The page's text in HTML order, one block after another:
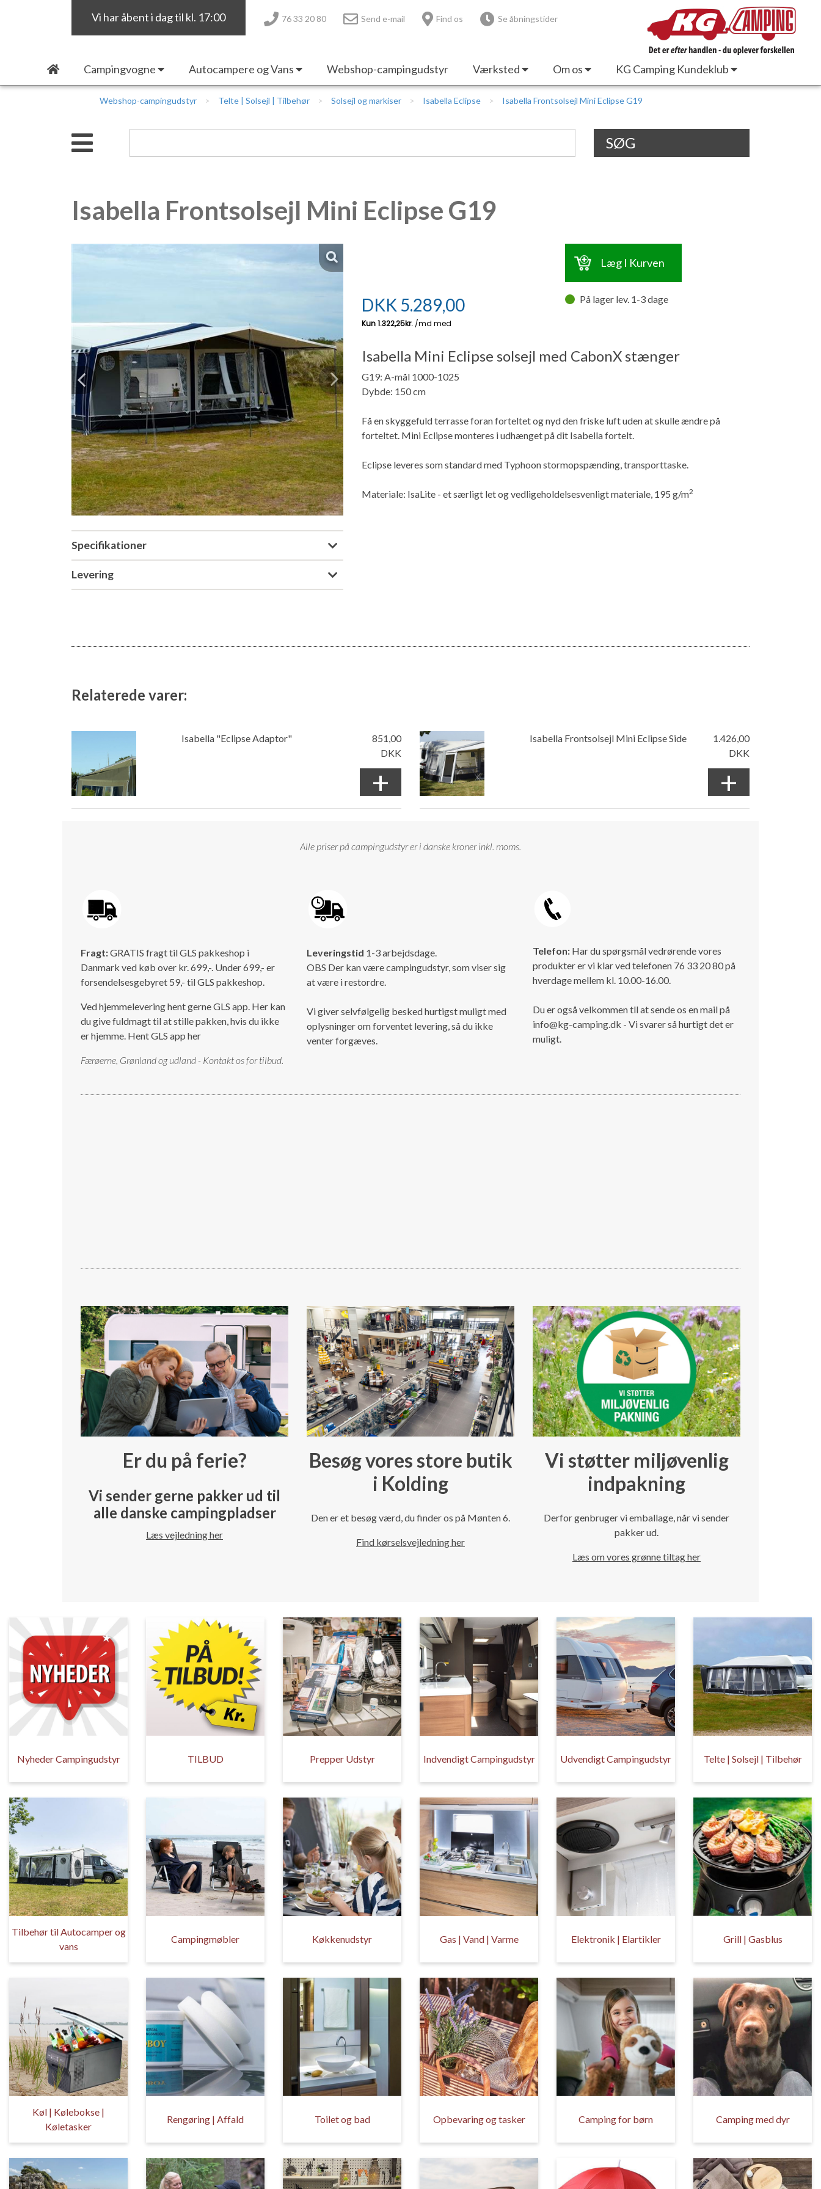
Vi har åbent i dag til kl. 17:00 76 33 20 80 Send e-mail Find os Se åbningstider
Campingvogne Autocampere og Vans Webshop-campingudstyr Værksted Om os KG Camping Kundeklub
Webshop-campingudstyr Telte | Solsejl | Tilbehør Solsejl og markiser Isabella Eclipse Isabella Frontsolsejl Mini Eclipse G19
SØG
Isabella Frontsolsejl Mini Eclipse G19
Previous Next
Specifikationer
Levering
Læg I Kurven
DKK 5.289,00 På lager lev. 1-3 dage
Isabella Mini Eclipse solsejl med CabonX stænger
G19: A-mål 1000-1025
Dybde: 150 cm
Få en skyggefuld terrasse foran forteltet og nyd den friske luft uden at skulle ændre på
forteltet. Mini Eclipse monteres i udhænget på dit Isabella fortelt.
Eclipse leveres som standard med Typhoon stormopspænding, transporttaske.
Materiale: IsaLite - et særligt let og vedligeholdelsesvenligt materiale, 195 g/m2
Relaterede varer:
Isabella "Eclipse Adaptor"
851,00
DKK
+
Isabella Frontsolsejl Mini Eclipse Side
1.426,00
DKK
+
Alle priser på campingudstyr er i danske kroner inkl. moms.
Fragt:GRATIS fragt til GLS pakkeshop i
Danmark ved køb over kr. 699,-. Under 699,- er
forsendelsesgebyret 59,- til GLS pakkeshop.
Ved hjemmelevering hent gerne GLS app. Her kan
du give fuldmagt til at stille pakken, hvis du ikke
er hjemme. Hent GLS app her
Færøerne, Grønland og udland - Kontakt os for tilbud.
Leveringstid 1-3 arbejdsdage.
OBS Der kan være campingudstyr, som viser sig
at være i restordre.
Vi giver selvfølgelig besked hurtigst muligt med
oplysninger om forventet levering, så du ikke
venter forgæves.
Telefon: Har du spørgsmål vedrørende vores
produkter er vi klar ved telefonen 76 33 20 80 på
hverdage mellem kl. 10.00-16.00.
Du er også velkommen tll at sende os en mail på
info@kg-camping.dk - Vi svarer så hurtigt det er
muligt.
Er du på ferie?
Vi sender gerne pakker ud til
alle danske campingpladser
Læs vejledning her
Besøg vores store butik
i Kolding
Den er et besøg værd, du finder os på Mønten 6.
Find kørselsvejledning her
Vi støtter miljøvenlig
indpakning
Derfor genbruger vi emballage, når vi sender
pakker ud.
Læs om vores grønne tiltag her
Nyheder Campingudstyr TILBUD Prepper Udstyr Indvendigt Campingudstyr Udvendigt Campingudstyr Telte | Solsejl | Tilbehør
Tilbehør til Autocamper og
vans
Campingmøbler Køkkenudstyr Gas | Vand | Varme Elektronik | Elartikler Grill | Gasblus
Køl | Kølebokse |
Køletasker
Rengøring | Affald Toilet og bad Opbevaring og tasker Camping for børn Camping med dyr